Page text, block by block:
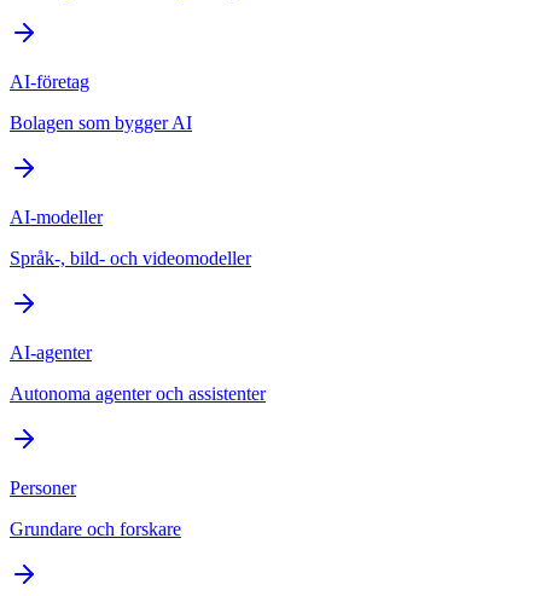
AI-företag
Bolagen som bygger AI
AI-modeller
Språk-, bild- och videomodeller
AI-agenter
Autonoma agenter och assistenter
Personer
Grundare och forskare